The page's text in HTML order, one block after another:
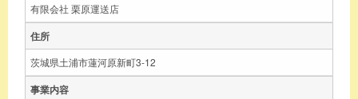
有限会社 栗原運送店
住所
茨城県土浦市蓮河原新町3-12
事業内容